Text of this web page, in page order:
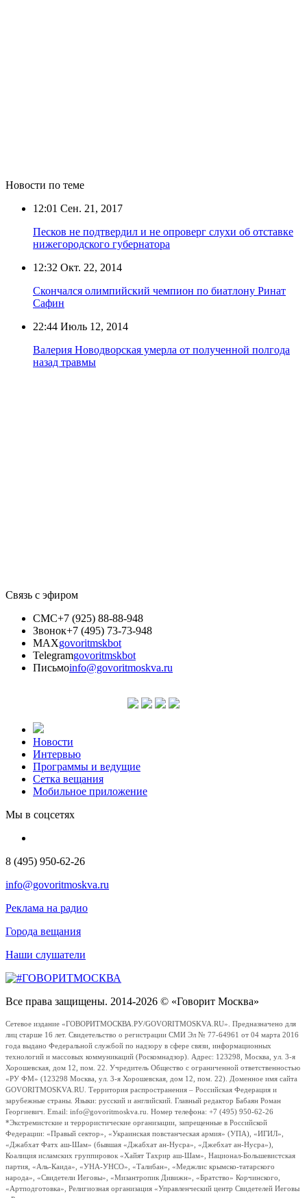
Новости по теме
12:01 Сен. 21, 2017
Песков не подтвердил и не опроверг слухи об отставке
нижегородского губернатора
12:32 Окт. 22, 2014
Скончался олимпийский чемпион по биатлону Ринат
Сафин
22:44 Июль 12, 2014
Валерия Новодворская умерла от полученной полгода
назад травмы
Связь с эфиром
СМС+7 (925) 88-88-948
Звонок+7 (495) 73-73-948
MAXgovoritmskbot
Telegramgovoritmskbot
Письмоinfo@govoritmoskva.ru
Новости
Интервью
Программы и ведущие
Сетка вещания
Мобильное приложение
Мы в соцсетях
8 (495) 950-62-26
info@govoritmoskva.ru
Реклама на радио
Города вещания
Наши слушатели
Все права защищены. 2014-2026 © «Говорит Москва»
Сетевое издание «ГОВОРИТМОСКВА.РУ/GOVORITMOSKVA.RU». Предназначено для
лиц старше 16 лет. Свидетельство о регистрации СМИ Эл № 77-64961 от 04 марта 2016
года выдано Федеральной службой по надзору в сфере связи, информационных
технологий и массовых коммуникаций (Роскомнадзор). Адрес: 123298, Москва, ул. 3-я
Хорошевская, дом 12, пом. 22. Учредитель Общество с ограниченной ответственностью
«РУ ФМ» (123298 Москва, ул. 3-я Хорошевская, дом 12, пом. 22). Доменное имя сайта
GOVORITMOSKVA.RU. Территория распространения – Российская Федерация и
зарубежные страны. Языки: русский и английский. Главный редактор Бабаян Роман
Георгиевич. Email: info@govoritmoskva.ru. Номер телефона: +7 (495) 950-62-26
*Экстремистские и террористические организации, запрещенные в Российской
Федерации: «Правый сектор», «Украинская повстанческая армия» (УПА), «ИГИЛ»,
«Джабхат Фатх аш-Шам» (бывшая «Джабхат ан-Нусра», «Джебхат ан-Нусра»),
Коалиция исламских группировок «Хайят Тахрир аш-Шам», Национал-Большевистская
партия, «Аль-Каида», «УНА-УНСО», «Талибан», «Меджлис крымско-татарского
народа», «Свидетели Иеговы», «Мизантропик Дивижн», «Братство» Корчинского,
«Артподготовка», Религиозная организация «Управленческий центр Свидетелей Иеговы